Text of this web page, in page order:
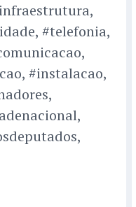
#telefonia,
#instalacao,